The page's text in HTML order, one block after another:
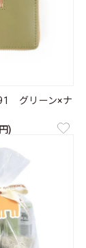
グリーン×ナ
)